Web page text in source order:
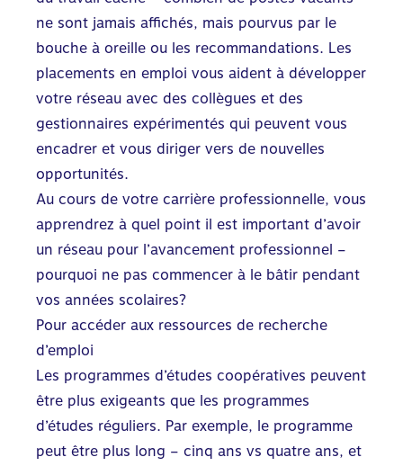
ne sont jamais affichés, mais pourvus par le
bouche à oreille ou les recommandations. Les
placements en emploi vous aident à développer
votre réseau avec des collègues et des
gestionnaires expérimentés qui peuvent vous
encadrer et vous diriger vers de nouvelles
opportunités.
Au cours de votre carrière professionnelle, vous
apprendrez à quel point il est important d’avoir
un réseau pour l’avancement professionnel –
pourquoi ne pas commencer à le bâtir pendant
vos années scolaires?
Pour accéder aux ressources de recherche
d’emploi
Les programmes d’études coopératives peuvent
être plus exigeants que les programmes
d’études réguliers. Par exemple, le programme
peut être plus long – cinq ans vs quatre ans, et